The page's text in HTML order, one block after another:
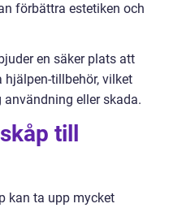
förbättra estetiken och
en säker plats att
tillbehör, vilket
eller skada.
till
kan ta upp mycket